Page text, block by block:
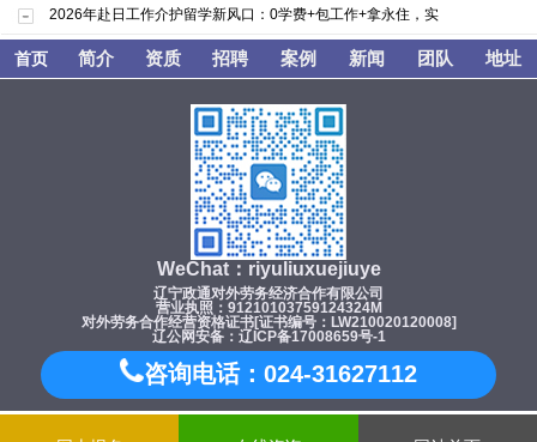
2026年赴日工作介护留学新风口：0学费+包工作+拿永住，实
首页 简介 资质 招聘 案例 新闻 团队 地址
WeChat：riyuliuxuejiuye
辽宁政通对外劳务经济合作有限公司
营业执照：91210103759124324M
对外劳务合作经营资格证书[证书编号：LW210020120008]
辽公网安备：辽ICP备17008659号-1
咨询电话：024-31627112